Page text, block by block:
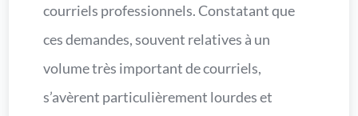
courriels professionnels. Constatant que
ces demandes, souvent relatives à un
volume très important de courriels,
s’avèrent particulièrement lourdes et